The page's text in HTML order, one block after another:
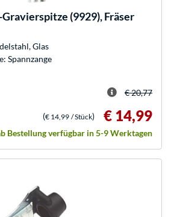
(9929), Fräser
Glas
Spannzange
€ 20,77
(€ 14,99 / Stück) € 14,99
Bestellung verfügbar in 5-9 Werktagen